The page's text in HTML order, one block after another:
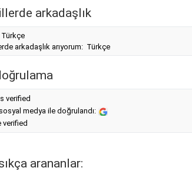
arkadaşlık
arkadaşlık arıyorum: Türkçe
verified
medya ile doğrulandı:
verified
arananlar: